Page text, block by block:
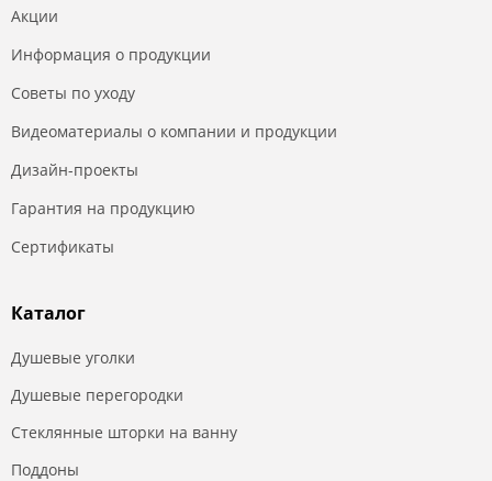
Акции
Информация о продукции
Советы по уходу
Видеоматериалы о компании и продукции
Дизайн-проекты
Гарантия на продукцию
Сертификаты
Каталог
Душевые уголки
Душевые перегородки
Стеклянные шторки на ванну
Поддоны